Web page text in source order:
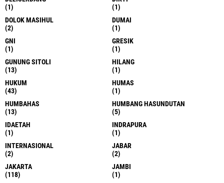
(1)
(1)
DOLOK MASIHUL
(2)
DUMAI
(1)
GNI
(1)
GRESIK
(1)
GUNUNG SITOLI
(13)
HILANG
(1)
HUKUM
(43)
HUMAS
(1)
HUMBAHAS
(13)
HUMBANG HASUNDUTAN
(5)
IDAETAH
(1)
INDRAPURA
(1)
INTERNASIONAL
(2)
JABAR
(2)
JAKARTA
(118)
JAMBI
(1)